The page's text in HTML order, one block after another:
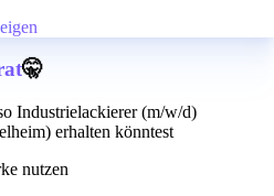
🤫
Industrielackierer (m/w/d)
erhalten könntest
nutzen